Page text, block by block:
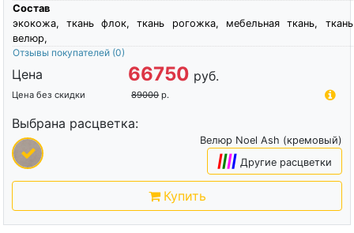
Состав
экокожа, ткань флок, ткань рогожка, мебельная ткань, ткань
велюр,
Отзывы покупателей (0)
Цена 66750 руб.
Цена без скидки 89000 р.
Выбрана расцветка:
Велюр Noel Ash (кремовый)
|||| Другие расцветки
Купить